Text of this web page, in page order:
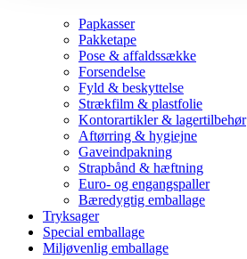
Papkasser
Pakketape
Pose & affaldssække
Forsendelse
Fyld & beskyttelse
Strækfilm & plastfolie
Kontorartikler & lagertilbehør
Aftørring & hygiejne
Gaveindpakning
Strapbånd & hæftning
Euro- og engangspaller
Bæredygtig emballage
Tryksager
Special emballage
Miljøvenlig emballage